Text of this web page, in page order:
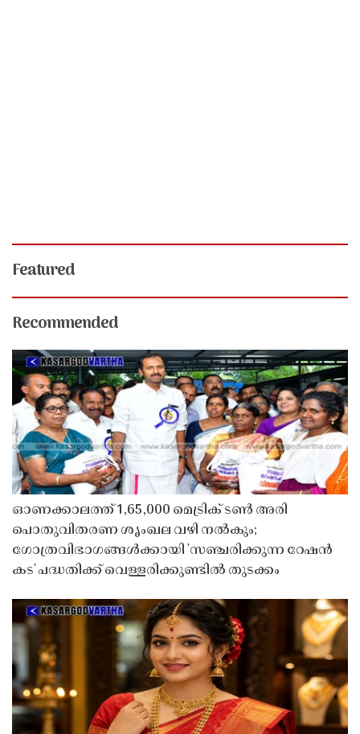
Featured
Recommended
ഓണക്കാലത്ത് 1,65,000 മെട്രിക് ടൺ അരി
പൊതുവിതരണ ശൃംഖല വഴി നൽകും;
ഗോത്രവിഭാഗങ്ങൾക്കായി 'സഞ്ചരിക്കുന്ന റേഷൻ
കട' പദ്ധതിക്ക് വെള്ളരിക്കുണ്ടിൽ തുടക്കം